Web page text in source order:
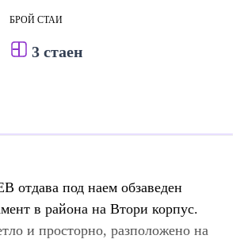
БРОЙ СТАИ
3 стаен
под наем обзаведен
в района на Втори корпус.
и просторно, разположено на